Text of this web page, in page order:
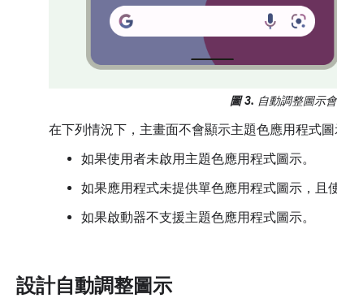
圖 3. 自動調整圖示
在下列情況下，主畫面不會顯示主題色應用程式
如果使用者未啟用主題色應用程式圖示。
如果應用程式未提供單色應用程式圖示，且
如果啟動器不支援主題色應用程式圖示。
設計自動調整圖示